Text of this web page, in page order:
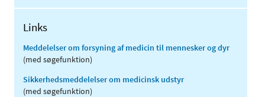
Links
Meddelelser om forsyning af medicin til mennesker og dyr
(med søgefunktion)
Sikkerhedsmeddelelser om medicinsk udstyr
(med søgefunktion)